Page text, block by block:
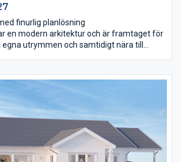
finurlig planlösning
en modern arkitektur och är framtaget för
utrymmen och samtidigt nära till
ett eget badrum. I andra delen av huset
allrum och ett wc. Vardagsrummet ligger i
och har utgång till trädgården på
Vardagsrummet ramas in av ett högt
fönstren förstärker takhöjden.